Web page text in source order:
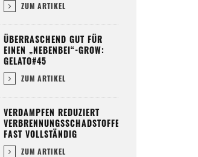
ZUM ARTIKEL
ÜBERRASCHEND GUT FÜR
EINEN „NEBENBEI“-GROW:
GELATO#45
ZUM ARTIKEL
VERDAMPFEN REDUZIERT
VERBRENNUNGSSCHADSTOFFE
FAST VOLLSTÄNDIG
ZUM ARTIKEL